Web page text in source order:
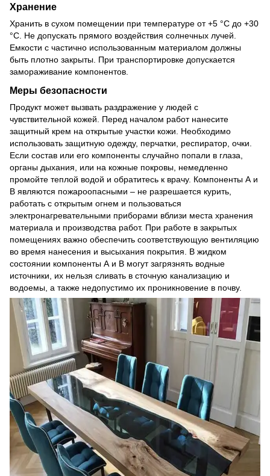
Хранение
Хранить в сухом помещении при температуре от +5 °С до +30
°С. Не допускать прямого воздействия солнечных лучей.
Емкости с частично использованным материалом должны
быть плотно закрыты. При транспортировке допускается
замораживание компонентов.
Меры безопасности
Продукт может вызвать раздражение у людей с
чувствительной кожей. Перед началом работ нанесите
защитный крем на открытые участки кожи. Необходимо
использовать защитную одежду, перчатки, респиратор, очки.
Если состав или его компоненты случайно попали в глаза,
органы дыхания, или на кожные покровы, немедленно
промойте теплой водой и обратитесь к врачу. Компоненты А и
В являются пожароопасными – не разрешается курить,
работать с открытым огнем и пользоваться
электронагревательными приборами вблизи места хранения
материала и производства работ. При работе в закрытых
помещениях важно обеспечить соответствующую вентиляцию
во время нанесения и высыхания покрытия. В жидком
состоянии компоненты А и В могут загрязнять водные
источники, их нельзя сливать в сточную канализацию и
водоемы, а также недопустимо их проникновение в почву.